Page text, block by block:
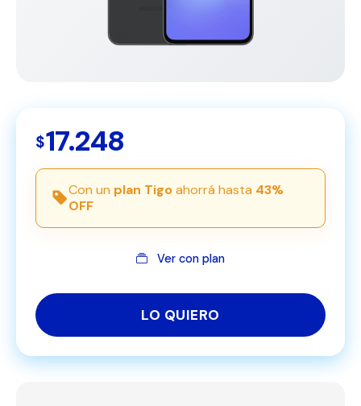
$17.248
Con un plan Tigoahorrá hasta 43%
OFF
Ver con plan
LO QUIERO